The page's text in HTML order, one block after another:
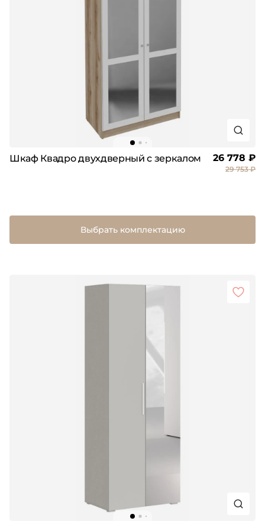
Шкаф Квадро двухдверный с зеркалом 26 778 ₽
29 753 ₽
Выбрать комплектацию